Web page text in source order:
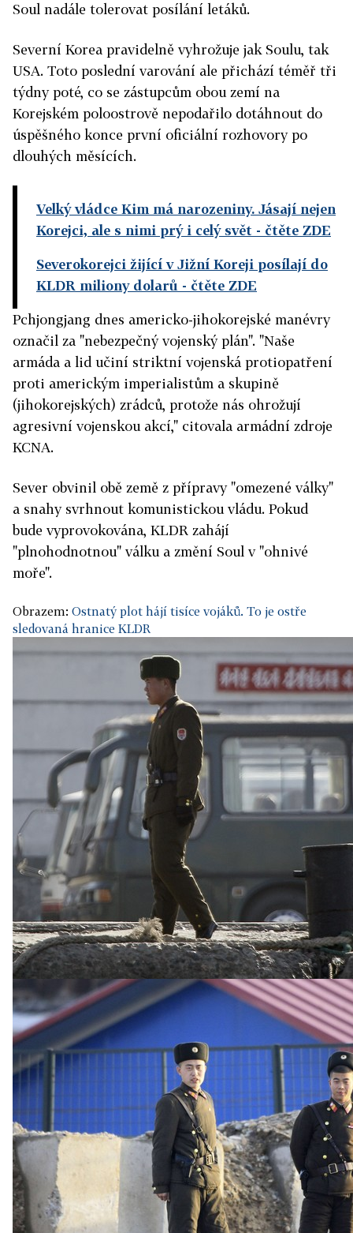
Soul nadále tolerovat posílání letáků.
Severní Korea pravidelně vyhrožuje jak Soulu, tak
USA. Toto poslední varování ale přichází téměř tři
týdny poté, co se zástupcům obou zemí na
Korejském poloostrově nepodařilo dotáhnout do
úspěšného konce první oficiální rozhovory po
dlouhých měsících.
Velký vládce Kim má narozeniny. Jásají nejen
Korejci, ale s nimi prý i celý svět - čtěte ZDE
Severokorejci žijící v Jižní Koreji posílají do
KLDR miliony dolarů - čtěte ZDE
Pchjongjang dnes americko-jihokorejské manévry
označil za "nebezpečný vojenský plán". "Naše
armáda a lid učiní striktní vojenská protiopatření
proti americkým imperialistům a skupině
(jihokorejských) zrádců, protože nás ohrožují
agresivní vojenskou akcí," citovala armádní zdroje
KCNA.
Sever obvinil obě země z přípravy "omezené války"
a snahy svrhnout komunistickou vládu. Pokud
bude vyprovokována, KLDR zahájí
"plnohodnotnou" válku a změní Soul v "ohnivé
moře".
Obrazem: Ostnatý plot hájí tisíce vojáků. To je ostře
sledovaná hranice KLDR